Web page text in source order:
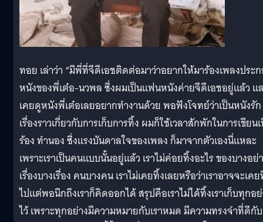
ทอย เล่าว่า “มีพี่ที่จีดีเอชติดต่อมาว่าอยากให้มาร้องเพลงประ
หนังของพี่เต๋อ-นวพล ซึ่งผมเป็นแฟนหนังค่ายจีดีเอชอยู่แล้ว แ
เคยดูหนังพี่เต๋อเลยอยากทำงานด้วย พอฟังโจทย์ว่าเป็นหนังรัก
เรื่องราวเกี่ยวกับการเก็บการทิ้ง ผมก็ใช้เวลาสักพักในการเขียน
ร้อง ทำนอง ซึ่งแรงบันดาลใจของเพลง ก็มาจากตัวเองนี่แหละ
เพราะเราเป็นคนแบบนั้นอยู่แล้ว เราไม่ค่อยทิ้งอะไร ของบางอย่
เรื่องบางเรื่อง คนบางคน เราไม่เคยทิ้งเลยหรือว่าเราอาจจะเค
ไปแต่พอนึกถึงเราก็คิดออกได้ สรุปคือเราไม่ได้ทิ้งเราเก็บทุกอ
ไว้ เพราะทุกอย่างมีความหมายกับเราหมด มีความทรงจำที่ดีกับ